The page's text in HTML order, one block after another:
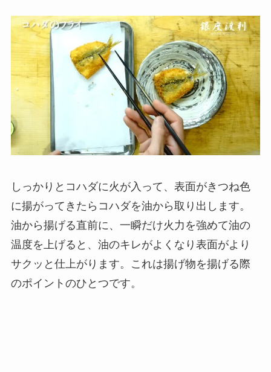
しっかりとコハダに火が入って、表面がきつね色
に揚がってきたらコハダを油から取り出します。
油から揚げる直前に、一瞬だけ火力を強めて油の
温度を上げると、油のキレがよくなり表面がより
サクッと仕上がります。これは揚げ物を揚げる際
のポイントのひとつです。